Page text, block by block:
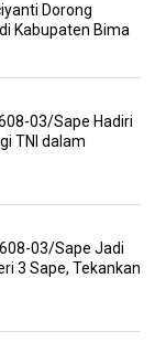
Dorong
Kabupaten Bima
03/Sape Hadiri
TNI dalam
03/Sape Jadi
3 Sape, Tekankan